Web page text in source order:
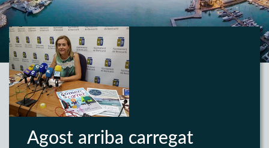
Agost arriba carregat